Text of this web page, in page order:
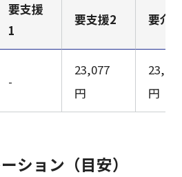
要支援
1
要支援2 要介
-
23,077
円
円
ション（目安）